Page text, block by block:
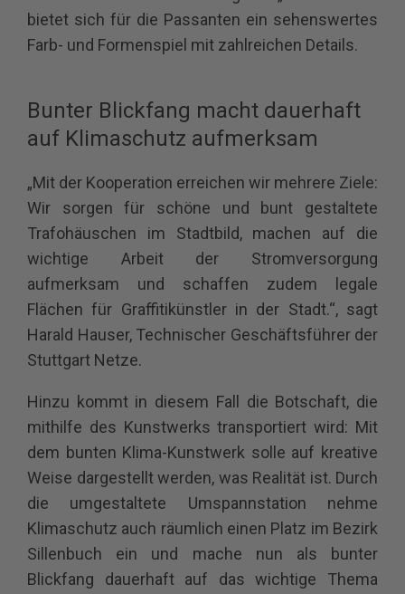
bietet sich für die Passanten ein sehenswertes
Farb- und Formenspiel mit zahlreichen Details.
Bunter Blickfang macht dauerhaft
auf Klimaschutz aufmerksam
„Mit der Kooperation erreichen wir mehrere Ziele:
Wir sorgen für schöne und bunt gestaltete
Trafohäuschen im Stadtbild, machen auf die
wichtige Arbeit der Stromversorgung
aufmerksam und schaffen zudem legale
Flächen für Graffitikünstler in der Stadt.“, sagt
Harald Hauser, Technischer Geschäftsführer der
Stuttgart Netze.
Hinzu kommt in diesem Fall die Botschaft, die
mithilfe des Kunstwerks transportiert wird: Mit
dem bunten Klima-Kunstwerk solle auf kreative
Weise dargestellt werden, was Realität ist. Durch
die umgestaltete Umspannstation nehme
Klimaschutz auch räumlich einen Platz im Bezirk
Sillenbuch ein und mache nun als bunter
Blickfang dauerhaft auf das wichtige Thema